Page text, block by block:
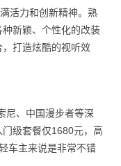
活力和创新精神。熟
新颖、个性化的改装
打造炫酷的视听效
尼、中国漫步者等深
级套餐仅1680元，高
车主来说是非常不错